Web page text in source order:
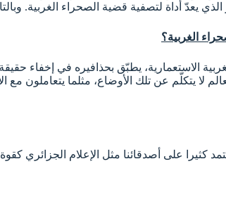
يعدّ أداة لتصفية قضية الصحراء الغربية.
الغربية؟
الاستعمارية، يطبّق بحذافيره في إخفاء
لا يتكلّم عن تلك الأوضاع، مثلما يتعاملون
على أصدقائنا مثل الإعلام الجزائري